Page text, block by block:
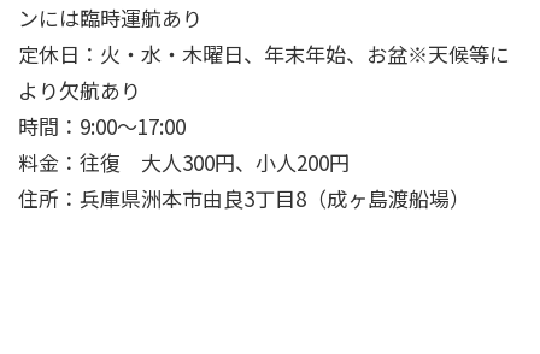
ンには臨時運航あり
定休日：火・水・木曜日、年末年始、お盆※天候等に
より欠航あり
時間：9:00～17:00
料金：往復 大人300円、小人200円
住所：兵庫県洲本市由良3丁目8（成ヶ島渡船場）